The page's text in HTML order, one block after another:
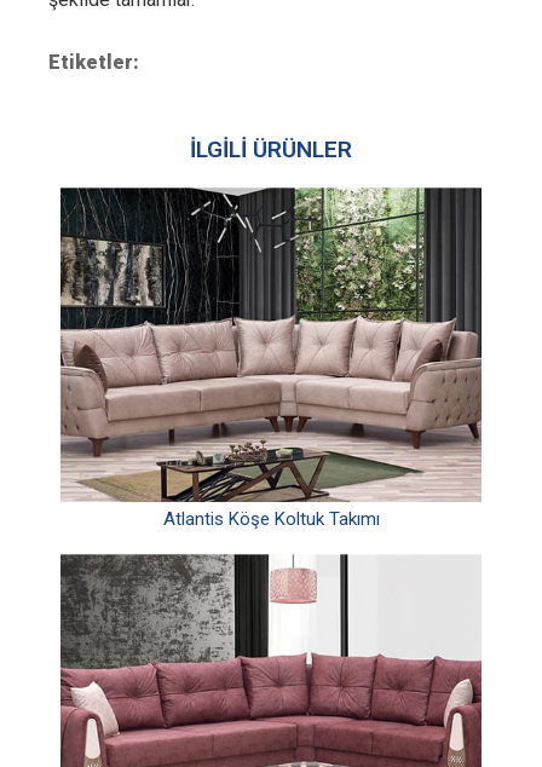
Etiketler:
İLGİLİ ÜRÜNLER
Atlantis Köşe Koltuk Takımı